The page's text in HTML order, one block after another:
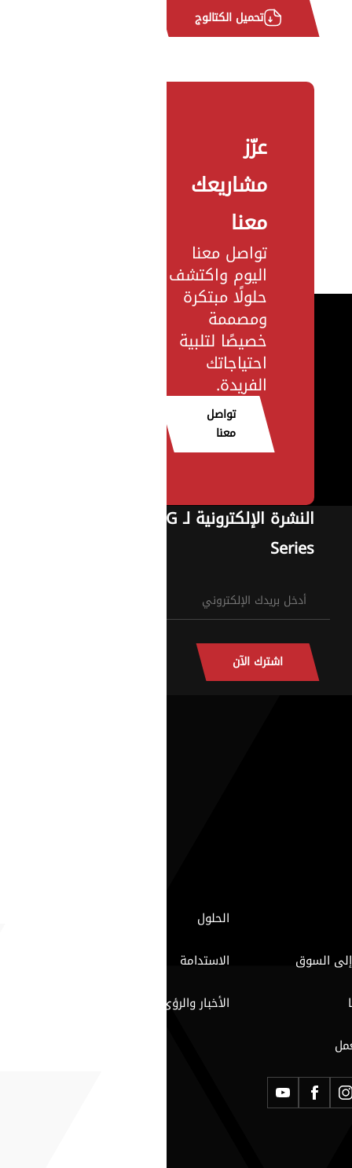
تحميل الكتالوج
عزّز
مشاريعك
معنا
تواصل معنا
اليوم واكتشف
حلولًا مبتكرة
ومصممة
خصيصًا لتلبية
احتياجاتك
الفريدة.
تواصل
معنا
النشرة الإلكترونية لـ G
Series
اشترك الآن
الحلول
السوق
الاستدامة
الأخبار والرؤى